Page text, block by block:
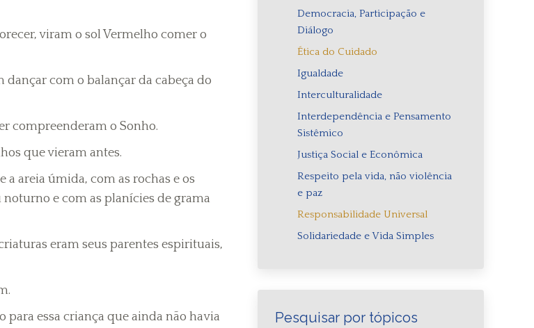
viram o sol Vermelho comer o
dançar com o balançar da cabeça do
compreenderam o Sonho.
que vieram antes.
a areia úmida, com as rochas e os
noturno e com as planícies de grama
eram seus parentes espirituais,
para essa criança que ainda não havia
Democracia, Participação e
Diálogo
Ética do Cuidado
Igualdade
Interculturalidade
Interdependência e Pensamento
Sistêmico
Justiça Social e Econômica
Respeito pela vida, não violência
e paz
Responsabilidade Universal
Solidariedade e Vida Simples
Pesquisar por tópicos